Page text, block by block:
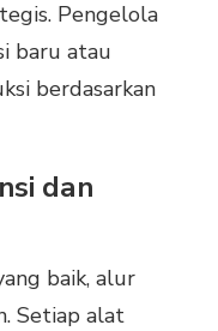
Pengelola
baru atau
berdasarkan
dan
baik, alur
Setiap alat